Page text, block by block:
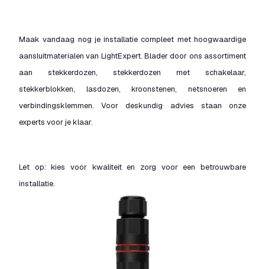
Maak vandaag nog je installatie compleet met hoogwaardige
aansluitmaterialen van LightExpert. Blader door ons assortiment
aan stekkerdozen, stekkerdozen met schakelaar,
stekkerblokken, lasdozen, kroonstenen, netsnoeren en
verbindingsklemmen. Voor deskundig advies staan onze
experts voor je klaar.
Let op: kies voor kwaliteit en zorg voor een betrouwbare
installatie.